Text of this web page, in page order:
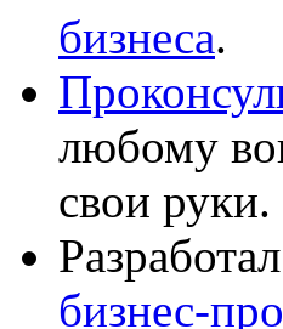
бизнеса.
любому
свои руки.
бизнес-